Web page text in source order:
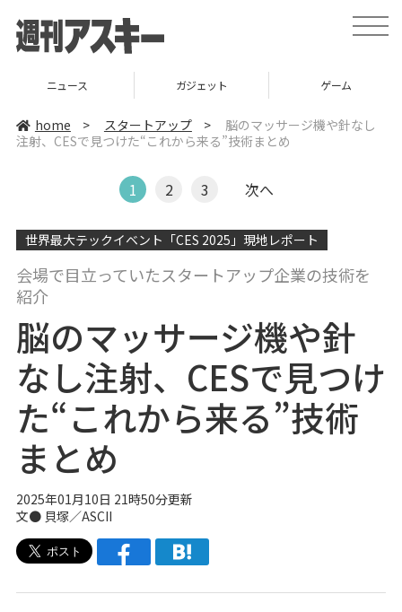
t
o
v
ニュース ガジェット ゲーム
home > スタートアップ >
脳のマッサージ機や針なし
注射、CESで見つけた“これから来る”技術まとめ
1 2 3 次へ
世界最大テックイベント「CES 2025」現地レポート
会場で目立っていたスタートアップ企業の技術を
紹介
脳のマッサージ機や針
なし注射、CESで見つけ
た“これから来る”技術
まとめ
2025年01月10日 21時50分更新
文● 貝塚／ASCII